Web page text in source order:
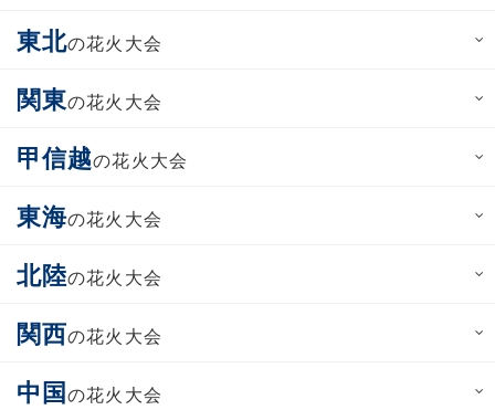
東北の花火大会
関東の花火大会
甲信越の花火大会
東海の花火大会
北陸の花火大会
関西の花火大会
中国の花火大会